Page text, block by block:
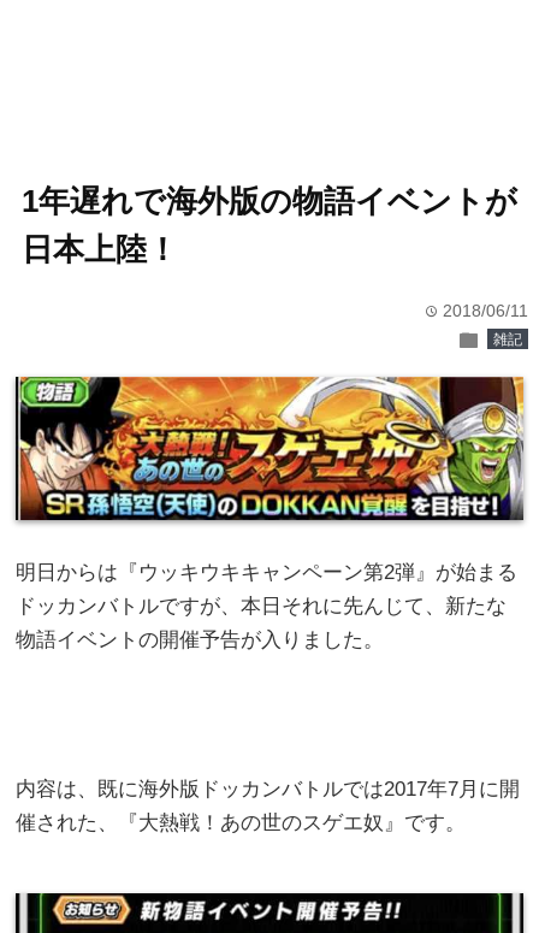
1年遅れで海外版の物語イベントが
日本上陸！
time 2018/06/11
folder 雑記
明日からは『ウッキウキキャンペーン第2弾』が始まる
ドッカンバトルですが、本日それに先んじて、新たな
物語イベントの開催予告が入りました。
内容は、既に海外版ドッカンバトルでは2017年7月に開
催された、『大熱戦！あの世のスゲエ奴』です。